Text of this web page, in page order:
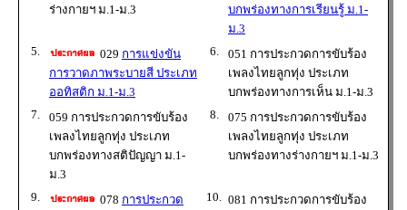
ร่างกายฯ ม.1-ม.3
บกพร่องทางการเรียนรู้ ม.1-
ม.3
5.
029 การแข่งขัน
การวาดภาพระบายสี ประเภท
ออทิสติก ม.1-ม.3
6.
051 การประกวดการขับร้อง
เพลงไทยลูกทุ่ง ประเภท
บกพร่องทางการเห็น ม.1-ม.3
7.
059 การประกวดการขับร้อง
เพลงไทยลูกทุ่ง ประเภท
บกพร่องทางสติปัญญา ม.1-
ม.3
8.
075 การประกวดการขับร้อง
เพลงไทยลูกทุ่ง ประเภท
บกพร่องทางร่างกายฯ ม.1-ม.3
9. 078 การประกวด
10. 081 การประกวดการขับร้อง